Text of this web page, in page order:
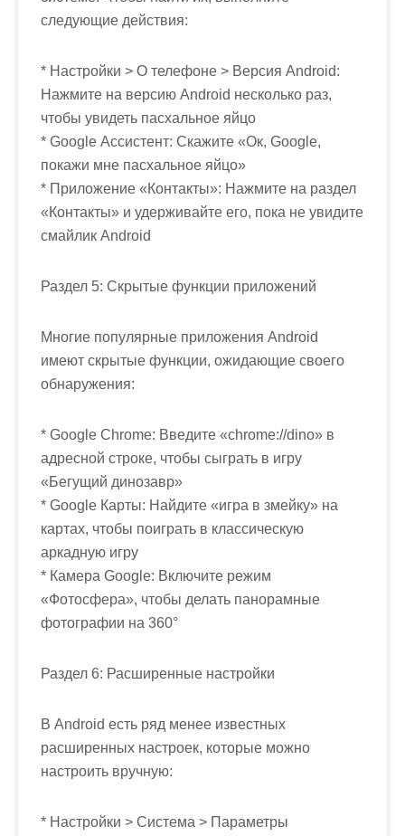
следующие действия:
* Настройки > О телефоне > Версия Android:
Нажмите на версию Android несколько раз,
чтобы увидеть пасхальное яйцо
* Google Ассистент: Скажите «Ок, Google,
покажи мне пасхальное яйцо»
* Приложение «Контакты»: Нажмите на раздел
«Контакты» и удерживайте его, пока не увидите
смайлик Android
Раздел 5: Скрытые функции приложений
Многие популярные приложения Android
имеют скрытые функции, ожидающие своего
обнаружения:
* Google Chrome: Введите «chrome://dino» в
адресной строке, чтобы сыграть в игру
«Бегущий динозавр»
* Google Карты: Найдите «игра в змейку» на
картах, чтобы поиграть в классическую
аркадную игру
* Камера Google: Включите режим
«Фотосфера», чтобы делать панорамные
фотографии на 360°
Раздел 6: Расширенные настройки
В Android есть ряд менее известных
расширенных настроек, которые можно
настроить вручную:
* Настройки > Система > Параметры